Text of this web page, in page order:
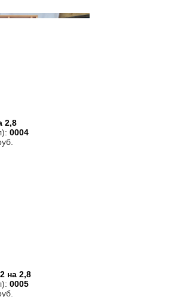
2,8
0004
на 2,8
0005